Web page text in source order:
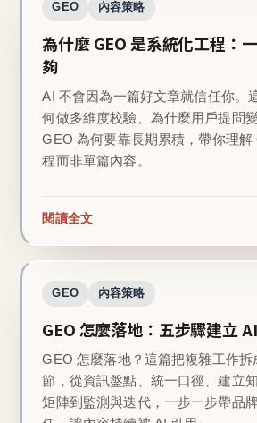
GEO 內容策略
為什麼 GEO 是系統化工程：
夠
AI 不會因為一篇好文章就信任你。
何做多維度校驗、為什麼用戶提問
GEO 為何要靠長期累積，帶你理解
程而非單篇內容。
閱讀全文
GEO 內容策略
GEO 怎麼落地：五步驟建立
GEO 怎麼落地？這篇把複雜工作拆
節，從資訊盤點、統一口徑、建立
矩陣到監測與迭代，一步一步帶品